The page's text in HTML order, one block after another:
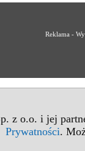
z o.o. i jej
Prywatności.
Reklama -